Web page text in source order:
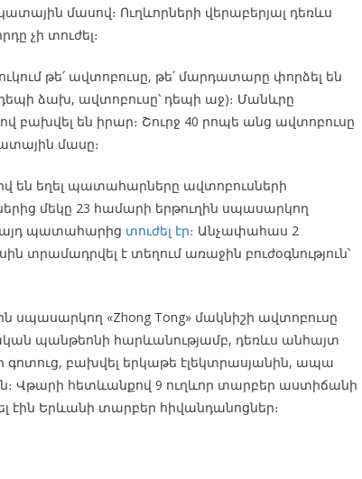
մասով։ Ուղևորների վերաբերյալ դեռևս
չի տուժել։
թե՛ ավտոբուսը, թե՛ մարդատարը փորձել են
ձախ, ավտոբուսը՝ դեպի աջ)։ Մանևրը
բախվել են իրար։ Շուրջ 40 րոպե անց ավտոբուսը
մասը։
են եղել պատահարները ավտոբուսների
մեկը 23 համարի երթուղին սպասարկող
այդ պատահարից տուժել էր։ Անչափահաս 2
տրամադրվել է տեղում առաջին բուժօգնություն՝
սպասարկող «Zhong Tong» մակնիշի ավտոբուսը
պանթեոնի հարևանությամբ, դեռևս անհայտ
գոտուց, բախվել երկաթե էլեկտրասյանին, ապա
Վթարի հետևանքով 9 ուղևոր տարբեր աստիճանի
Երևանի տարբեր հիվանդանոցներ։